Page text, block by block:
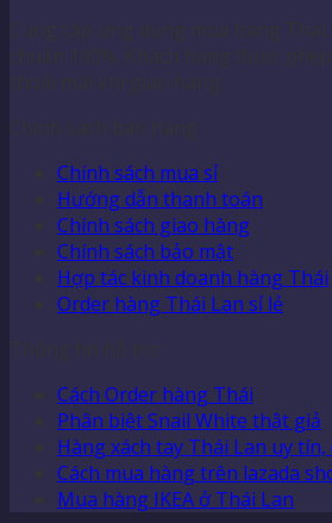
Cung cấp ứng dụng mua hàng Thái
chuẩn 100%. Khách hàng được
thoải mái khi giao hàng.
Chính sách bán hàng
Chính sách mua sỉ
Hướng dẫn thanh toán
Chính sách giao hàng
Chính sách bảo mật
Hợp tác kinh doanh hàng Thái
Order hàng Thái Lan sỉ lẻ
Thông tin hỗ trợ
Cách Order hàng Thái
Phân biệt Snail White thật giả
Hàng xách tay Thái Lan uy
Cách mua hàng trên lazada
Mua hàng IKEA ở Thái Lan